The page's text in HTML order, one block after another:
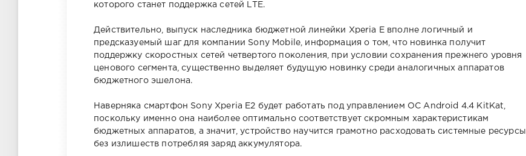
которого станет поддержка сетей LTE.
Действительно, выпуск наследника бюджетной линейки Xperia E вполне логичный и
предсказуемый шаг для компании Sony Mobile, информация о том, что новинка получит
поддержку скоростных сетей четвертого поколения, при условии сохранения прежнего уровня
ценового сегмента, существенно выделяет будущую новинку среди аналогичных аппаратов
бюджетного эшелона.
Наверняка смартфон Sony Xperia E2 будет работать под управлением ОС Android 4.4 KitKat,
поскольку именно она наиболее оптимально соответствует скромным характеристикам
бюджетных аппаратов, а значит, устройство научится грамотно расходовать системные ресурсы,
без излишеств потребляя заряд аккумулятора.